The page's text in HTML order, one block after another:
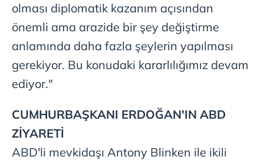
olması diplomatik kazanım açısından
önemli ama arazide bir şey değiştirme
anlamında daha fazla şeylerin yapılması
gerekiyor. Bu konudaki kararlılığımız devam
ediyor."
CUMHURBAŞKANI ERDOĞAN'IN ABD
ZİYARETİ
ABD'li mevkidaşı Antony Blinken ile ikili